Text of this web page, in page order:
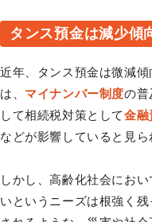
タンス預金は減少傾
近年、タンス預金は微減
は、 マイナンバー制度の普
して相続税対策として金融
などが影響していると見ら
しかし、高齢化社会にお
いというニーズは根強く